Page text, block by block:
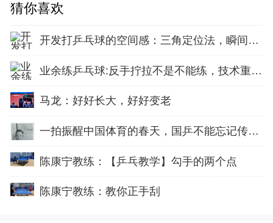
猜你喜欢
开发打乒乓球的空间感：三角定位法，瞬间找准最佳击球点
业余练乒乓球:反手拧拉不是不能练，技术重点就不在手上
马龙：好好长大，好好变老
一拍振醒中国体育的春天，国乒不能忘记传奇前辈这份初心！
陈康宁教练：【乒乓教学】勾手的两个点
陈康宁教练：教你正手刮